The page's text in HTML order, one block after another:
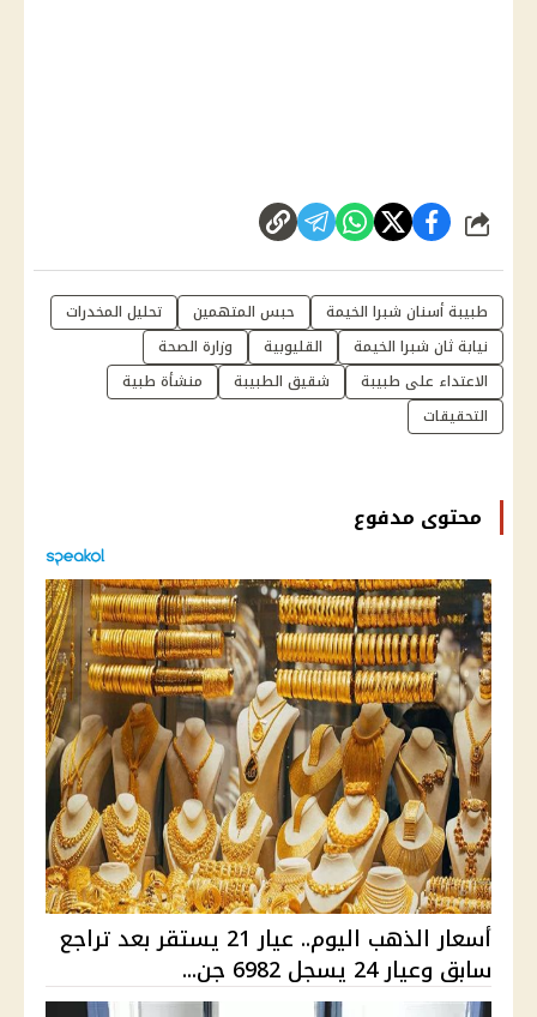
شارك
طبيبة أسنان شبرا الخيمة حبس المتهمين
تحليل المخدرات
نيابة ثان شبرا الخيمة
القليوبية
وزارة الصحة
الاعتداء على طبيبة
شقيق الطبيبة
منشأة طبية
التحقيقات
محتوى مدفوع
أسعار الذهب اليوم.. عيار 21 يستقر بعد تراجع
سابق وعيار 24 يسجل 6982 جن...